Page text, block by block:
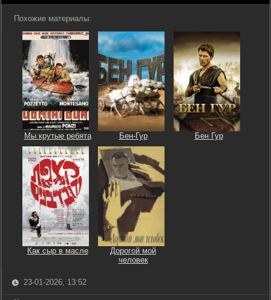
Похожие материалы:
Мы крутые ребята Бен-Гур Бен Гур
Как сыр в масле
Дорогой мой
человек
23-01-2026, 13:52